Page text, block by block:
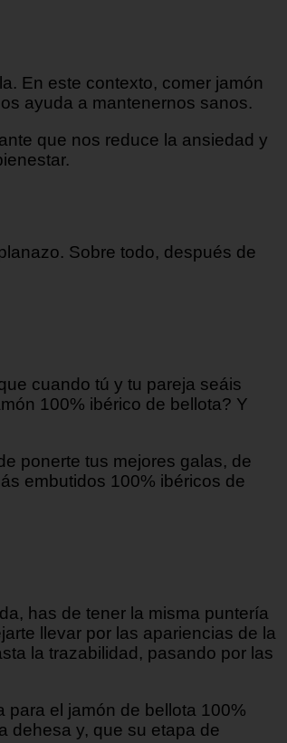
En este contexto, comer jamón
ayuda a mantenernos sanos.
que nos reduce la ansiedad y
Sobre todo, después de
cuando tú y tu pareja seáis
100% ibérico de bellota? Y
ponerte tus mejores galas, de
embutidos 100% ibéricos de
has de tener la misma puntería
llevar por las apariencias de la
la trazabilidad, pasando por las
para el jamón de bellota 100%
dehesa y, que su etapa de